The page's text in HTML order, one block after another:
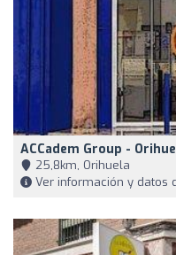
ACCadem Group -
25,8km, Orihuela
Ver información y datos